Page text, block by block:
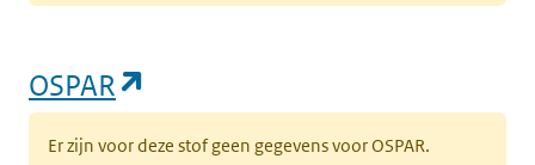
OSPAR
Er zijn voor deze stof geen gegevens voor OSPAR.